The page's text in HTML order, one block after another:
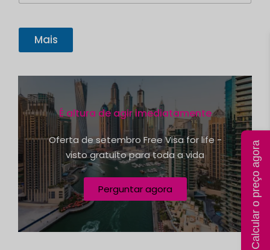
i
-
d
e
s
e
e
s
+
1
Mais
É altura de agir imediatamente
Oferta de setembro Free Visa for life -
visto gratuito para toda a vida
Perguntar agora Calcular o preço agora